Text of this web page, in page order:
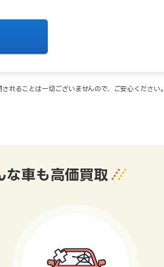
れることは一切ございませんので、ご安心ください。
な車も高価買取